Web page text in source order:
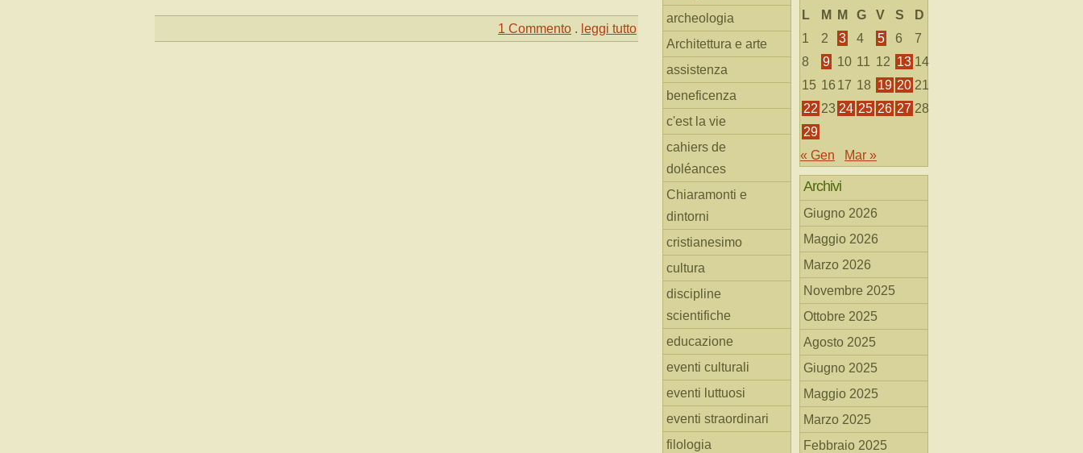
1 Commento . leggi tutto
archeologia
Architettura e arte
assistenza
beneficenza
c'est la vie
cahiers de
doléances
Chiaramonti e
dintorni
cristianesimo
cultura
discipline
scientifiche
educazione
eventi culturali
eventi luttuosi
eventi straordinari
filologia
L
M M G V S
D
1
2 3 4 5 6
7
8
9 10 11 12 13 14
15 16 17 18 19 20 21
22 23 24 25 26 27 28
29
« Gen
Mar »
Archivi
Giugno 2026
Maggio 2026
Marzo 2026
Novembre 2025
Ottobre 2025
Agosto 2025
Giugno 2025
Maggio 2025
Marzo 2025
Febbraio 2025